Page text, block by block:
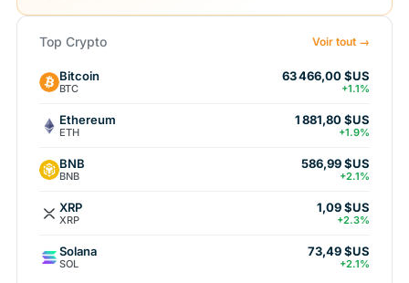
Top Crypto Voir tout →
Bitcoin
BTC
63 466,00 $US
+1.1%
Ethereum
ETH
1 881,80 $US
+1.9%
BNB
BNB
586,99 $US
+2.1%
XRP
XRP
1,09 $US
+2.3%
Solana
SOL
73,49 $US
+2.1%